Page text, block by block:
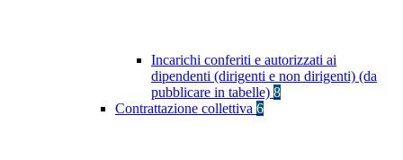
Incarichi conferiti e autorizzati ai
dipendenti (dirigenti e non dirigenti) (da
pubblicare in tabelle) 8
Contrattazione collettiva 6